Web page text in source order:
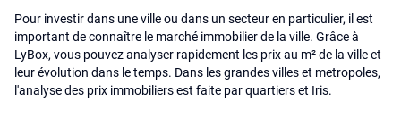
Pour investir dans une ville ou dans un secteur en particulier, il est
important de connaître le marché immobilier de la ville. Grâce à
LyBox, vous pouvez analyser rapidement les prix au m² de la ville et
leur évolution dans le temps. Dans les grandes villes et metropoles,
l'analyse des prix immobiliers est faite par quartiers et Iris.